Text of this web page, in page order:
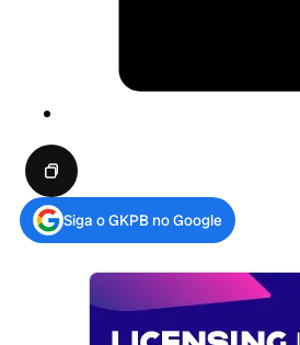
Siga o GKPB no Google